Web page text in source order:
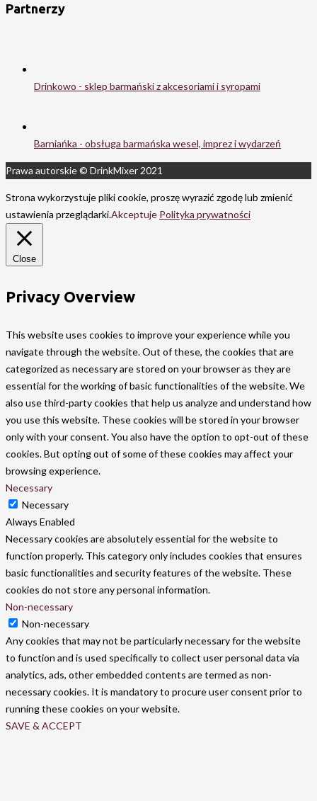
Partnerzy
Drinkowo - sklep barmański z akcesoriami i syropami
Barniańka - obsługa barmańska wesel, imprez i wydarzeń
Prawa autorskie © DrinkMixer 2021
Strona wykorzystuje pliki cookie, proszę wyrazić zgodę lub zmienić
ustawienia przeglądarki.Akceptuje Polityka prywatności
Close
Privacy Overview
This website uses cookies to improve your experience while you
navigate through the website. Out of these, the cookies that are
categorized as necessary are stored on your browser as they are
essential for the working of basic functionalities of the website. We
also use third-party cookies that help us analyze and understand how
you use this website. These cookies will be stored in your browser
only with your consent. You also have the option to opt-out of these
cookies. But opting out of some of these cookies may affect your
browsing experience.
Necessary
Necessary
Always Enabled
Necessary cookies are absolutely essential for the website to
function properly. This category only includes cookies that ensures
basic functionalities and security features of the website. These
cookies do not store any personal information.
Non-necessary
Non-necessary
Any cookies that may not be particularly necessary for the website
to function and is used specifically to collect user personal data via
analytics, ads, other embedded contents are termed as non-
necessary cookies. It is mandatory to procure user consent prior to
running these cookies on your website.
SAVE & ACCEPT